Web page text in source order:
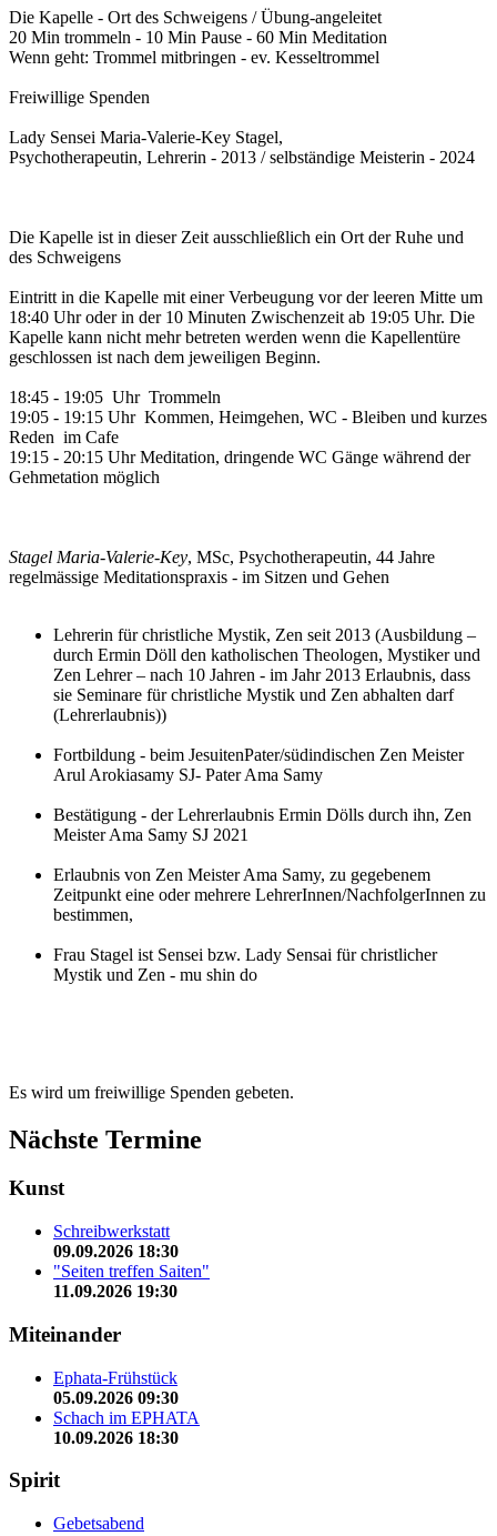
Die Kapelle - Ort des Schweigens / Übung-angeleitet
20 Min trommeln - 10 Min Pause - 60 Min Meditation
Wenn geht: Trommel mitbringen - ev. Kesseltrommel
Freiwillige Spenden
Lady Sensei Maria-Valerie-Key Stagel,
Psychotherapeutin, Lehrerin - 2013 / selbständige Meisterin - 2024
Die Kapelle ist in dieser Zeit ausschließlich ein Ort der Ruhe und
des Schweigens
Eintritt in die Kapelle mit einer Verbeugung vor der leeren Mitte um
18:40 Uhr oder in der 10 Minuten Zwischenzeit ab 19:05 Uhr. Die
Kapelle kann nicht mehr betreten werden wenn die Kapellentüre
geschlossen ist nach dem jeweiligen Beginn.
18:45 - 19:05 Uhr Trommeln
19:05 - 19:15 Uhr Kommen, Heimgehen, WC - Bleiben und kurzes
Reden im Cafe
19:15 - 20:15 Uhr Meditation, dringende WC Gänge während der
Gehmetation möglich
Stagel Maria-Valerie-Key, MSc, Psychotherapeutin, 44 Jahre
regelmässige Meditationspraxis - im Sitzen und Gehen
Lehrerin für christliche Mystik, Zen seit 2013 (Ausbildung –
durch Ermin Döll den katholischen Theologen, Mystiker und
Zen Lehrer – nach 10 Jahren - im Jahr 2013 Erlaubnis, dass
sie Seminare für christliche Mystik und Zen abhalten darf
(Lehrerlaubnis))
Fortbildung - beim JesuitenPater/südindischen Zen Meister
Arul Arokiasamy SJ- Pater Ama Samy
Bestätigung - der Lehrerlaubnis Ermin Dölls durch ihn, Zen
Meister Ama Samy SJ 2021
Erlaubnis von Zen Meister Ama Samy, zu gegebenem
Zeitpunkt eine oder mehrere LehrerInnen/NachfolgerInnen zu
bestimmen,
Frau Stagel ist Sensei bzw. Lady Sensai für christlicher
Mystik und Zen - mu shin do
Es wird um freiwillige Spenden gebeten.
Nächste Termine
Kunst
Schreibwerkstatt
09.09.2026 18:30
"Seiten treffen Saiten"
11.09.2026 19:30
Miteinander
Ephata-Frühstück
05.09.2026 09:30
Schach im EPHATA
10.09.2026 18:30
Spirit
Gebetsabend